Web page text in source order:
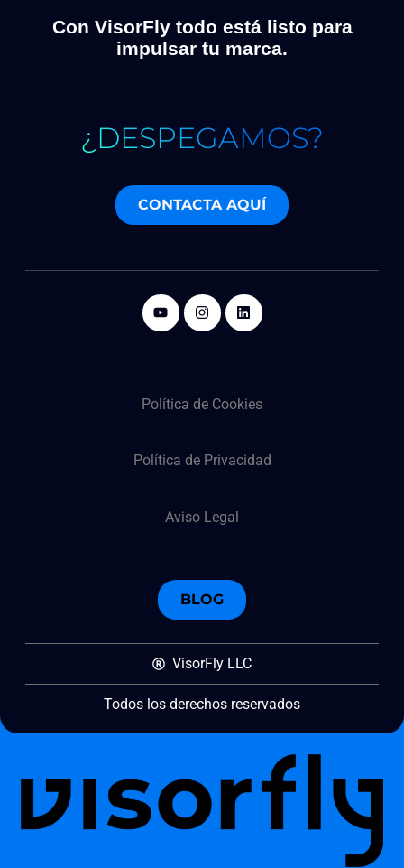
Con VisorFly todo está listo para
impulsar tu marca.
¿DESPEGAMOS?
CONTACTA AQUÍ
Política de Cookies
Política de Privacidad
Aviso Legal
BLOG
VisorFly LLC
Todos los derechos reservados